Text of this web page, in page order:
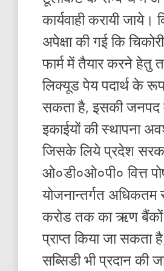
कार्यवाही करायी जाये।
अपेक्षा की गई कि
फार्म में तैयार करने हेतु
लिक्यूड पेय पदार्थ के
सकता है, इसकी जनपद
इकाईयों की स्थापना
जिसके लिये प्रदेश
ओ०डी०ओ०पी० वित्त
योजनान्तर्गत
करोड तक का ऋण बैंकों
प्राप्त किया जा
सब्सिडी भी प्रदान की